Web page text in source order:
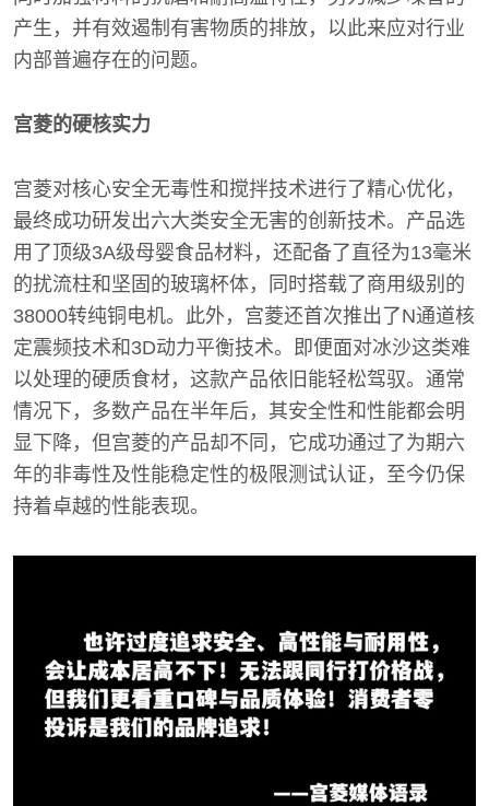
产生，并有效遏制有害物质的排放，以此来应对行业
内部普遍存在的问题。
宫菱的硬核实力
宫菱对核心安全无毒性和搅拌技术进行了精心优化，
最终成功研发出六大类安全无害的创新技术。产品选
用了顶级3A级母婴食品材料，还配备了直径为13毫米
的扰流柱和坚固的玻璃杯体，同时搭载了商用级别的
38000转纯铜电机。此外，宫菱还首次推出了N通道核
定震频技术和3D动力平衡技术。即便面对冰沙这类难
以处理的硬质食材，这款产品依旧能轻松驾驭。通常
情况下，多数产品在半年后，其安全性和性能都会明
显下降，但宫菱的产品却不同，它成功通过了为期六
年的非毒性及性能稳定性的极限测试认证，至今仍保
持着卓越的性能表现。